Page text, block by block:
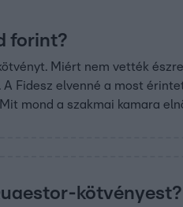
forint?
Miért nem vették
Fidesz elvenné a most
mond a szakmai kamara
kötvényest?